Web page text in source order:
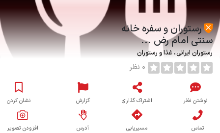
رستوران و سفره خانه
سنتی امام رض ...
رستوران ایرانی غذا و رستوران
0 نظر
نوشتن نظر اشتراک گذاری گزارش نشان کردن
تماس مسیریابی آدرس افزودن تصویر